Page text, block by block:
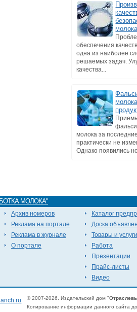
обеспечения
одна из наиболее
решаемых задач.
качества...
молока за
практически не
Однако появились
МОЛОКА"
Архив номеров
Реклама на портале
Реклама в журнале
О портале
Каталог
Доска
Товары и услуги
Работа
Презентации
Прайс-листы
Видео
© 2007-2026. Издательский дом "
Копирование информации данного сайта